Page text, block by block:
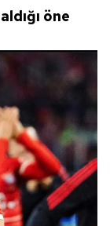
öne